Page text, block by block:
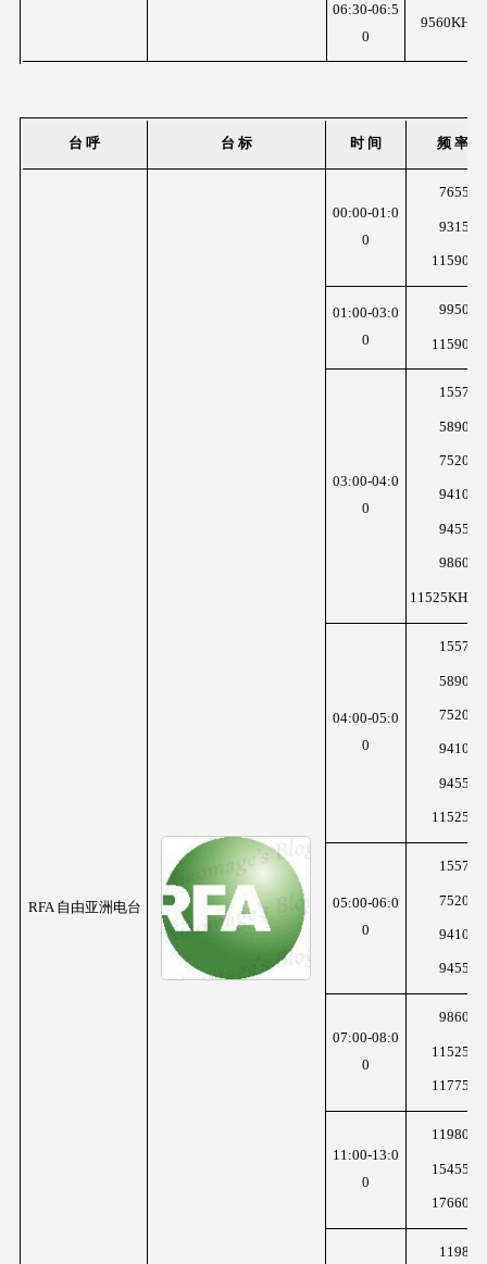
06:30-06:5
0
9560KHz
台 呼 台 标 时 间 频 率
RFA 自由亚洲电台
00:00-01:0
0
01:00-03:0
0
03:00-04:0
0
11525KHz
04:00-05:0
0
05:00-06:0
0
07:00-08:0
0
11:00-13:0
0